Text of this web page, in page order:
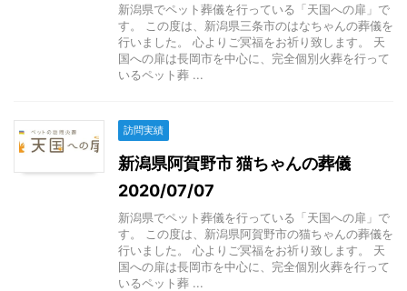
新潟県でペット葬儀を行っている「天国への扉」で
す。 この度は、新潟県三条市のはなちゃんの葬儀を
行いました。 心よりご冥福をお祈り致します。 天
国への扉は長岡市を中心に、完全個別火葬を行って
いるペット葬 ...
訪問実績
新潟県阿賀野市 猫ちゃんの葬儀
2020/07/07
新潟県でペット葬儀を行っている「天国への扉」で
す。 この度は、新潟県阿賀野市の猫ちゃんの葬儀を
行いました。 心よりご冥福をお祈り致します。 天
国への扉は長岡市を中心に、完全個別火葬を行って
いるペット葬 ...